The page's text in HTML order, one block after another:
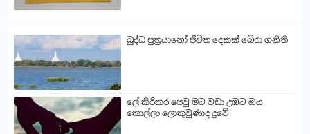
බුද්ධ පුත්‍රයානෝ ජීවිත දෙකක් බේරා ගනිති
ලේ කිරිකර පෙවු මට වඩා උඹට ඔය
කොල්ලා ලොකුවුණාද දුවේ